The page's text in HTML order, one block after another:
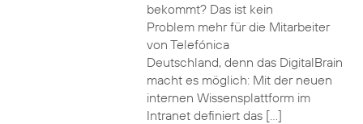
bekommt? Das ist kein
Problem mehr für die Mitarbeiter
von Telefónica
Deutschland, denn das DigitalBrain
macht es möglich: Mit der neuen
internen Wissensplattform im
Intranet definiert das […]